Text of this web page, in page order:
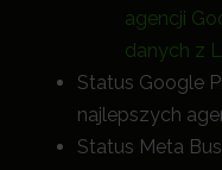
agencji
danych z
Status Google
najlepszych
Status Meta